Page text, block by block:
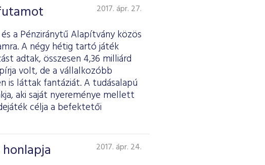
2017. ápr. 27.
a Pénziránytű Alapítvány közös
A négy hétig tartó játék
adtak, összesen 4,36 milliárd
volt, de a vállalkozóbb
is láttak fantáziát. A tudásalapú
aki saját nyereménye mellett
célja a befektetői
2017. ápr. 24.